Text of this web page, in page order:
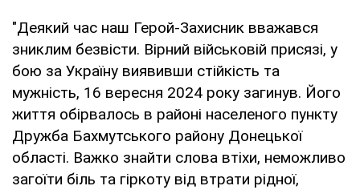
"Деякий час наш Герой-Захисник вважався
зниклим безвісти. Вірний військовій присязі, у
бою за Україну виявивши стійкість та
мужність, 16 вересня 2024 року загинув. Його
життя обірвалось в районі населеного пункту
Дружба Бахмутського району Донецької
області. Важко знайти слова втіхи, неможливо
загоїти біль та гіркоту від втрати рідної,